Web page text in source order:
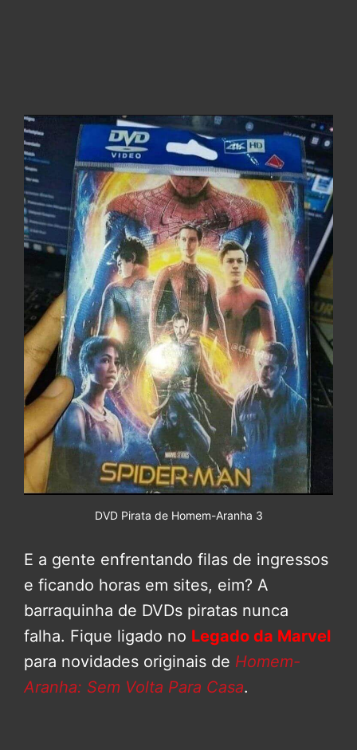
DVD Pirata de Homem-Aranha 3
E a gente enfrentando filas de ingressos
e ficando horas em sites, eim? A
barraquinha de DVDs piratas nunca
falha. Fique ligado no Legado da Marvel
para novidades originais de Homem-
Aranha: Sem Volta Para Casa.